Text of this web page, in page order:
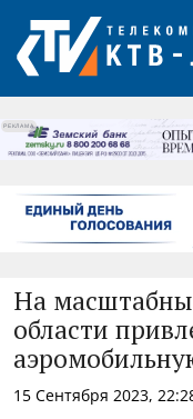
РЕКЛАМА
На
области
15 Сентября 2023,